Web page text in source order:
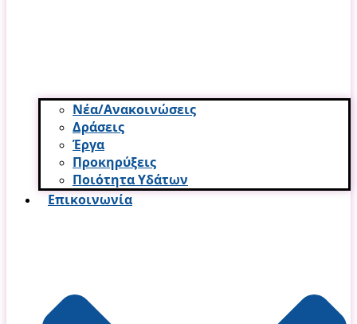
Νέα/Ανακοινώσεις
Δράσεις
Έργα
Προκηρύξεις
Ποιότητα Υδάτων
Επικοινωνία